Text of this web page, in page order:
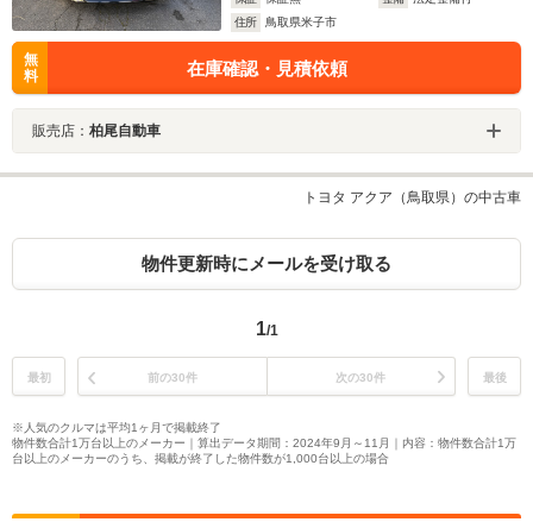
住所
鳥取県米子市
無
料
在庫確認・見積依頼
販売店： 柏尾自動車
トヨタ アクア（鳥取県）の中古車
物件更新時にメールを受け取る
1/1
最初 前の30件 次の30件 最後
※人気のクルマは平均1ヶ月で掲載終了
物件数合計1万台以上のメーカー｜算出データ期間：2024年9月～11月｜内容：物件数合計1万
台以上のメーカーのうち、掲載が終了した物件数が1,000台以上の場合